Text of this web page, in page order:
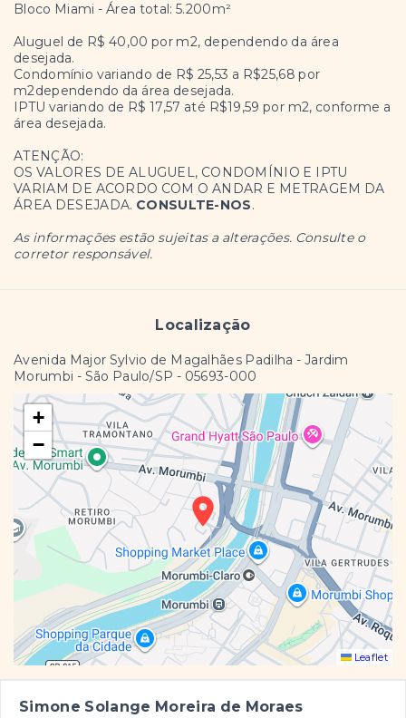
Bloco Miami - Área total: 5.200m²
Aluguel de R$ 40,00 por m2, dependendo da área
desejada.
Condomínio variando de R$ 25,53 a R$25,68 por
m2dependendo da área desejada.
IPTU variando de R$ 17,57 até R$19,59 por m2, conforme a
área desejada.
ATENÇÃO:
OS VALORES DE ALUGUEL, CONDOMÍNIO E IPTU
VARIAM DE ACORDO COM O ANDAR E METRAGEM DA
ÁREA DESEJADA. CONSULTE-NOS.
As informações estão sujeitas a alterações. Consulte o
corretor responsável.
Localização
Avenida Major Sylvio de Magalhães Padilha - Jardim
Morumbi - São Paulo/SP - 05693-000
+
−
Leaflet
Simone Solange Moreira de Moraes